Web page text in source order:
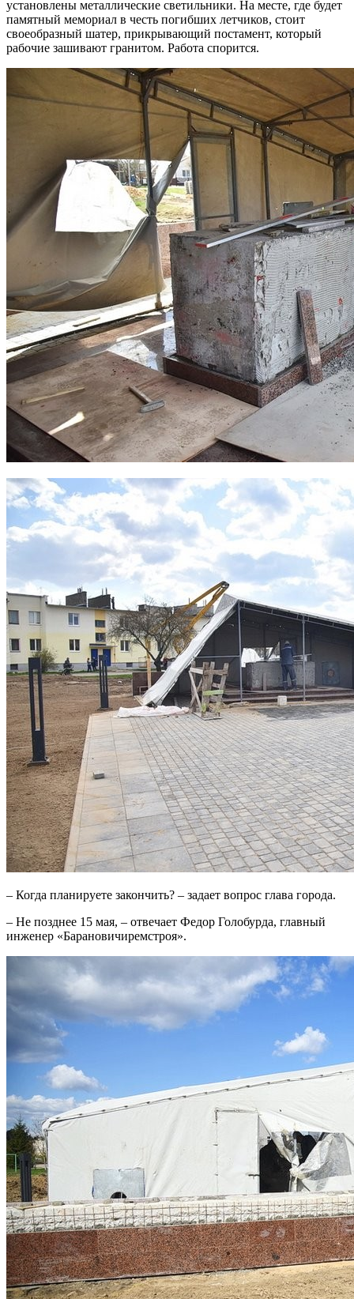
установлены металлические светильники. На месте, где будет
памятный мемориал в честь погибших летчиков, стоит
своеобразный шатер, прикрывающий постамент, который
рабочие зашивают гранитом. Работа спорится.
– Когда планируете закончить? – задает вопрос глава города.
– Не позднее 15 мая, – отвечает Федор Голобурда, главный
инженер «Барановичиремстроя».